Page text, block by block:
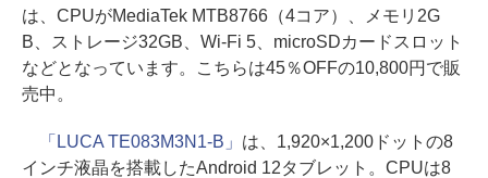
は、CPUがMediaTek MTB8766（4コア）、メモリ2G
B、ストレージ32GB、Wi-Fi 5、microSDカードスロット
などとなっています。こちらは45％OFFの10,800円で販
売中。
「LUCA TE083M3N1-B」 は、1,920×1,200ドットの8
インチ液晶を搭載したAndroid 12タブレット。CPUは8